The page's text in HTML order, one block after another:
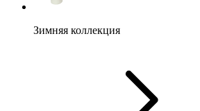
Зимняя коллекция